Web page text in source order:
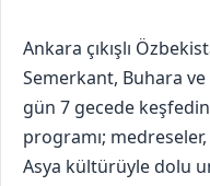
Ankara çıkışlı
Semerkant, Buhara
gün 7 gecede
programı;
Asya kültürüyle dolu